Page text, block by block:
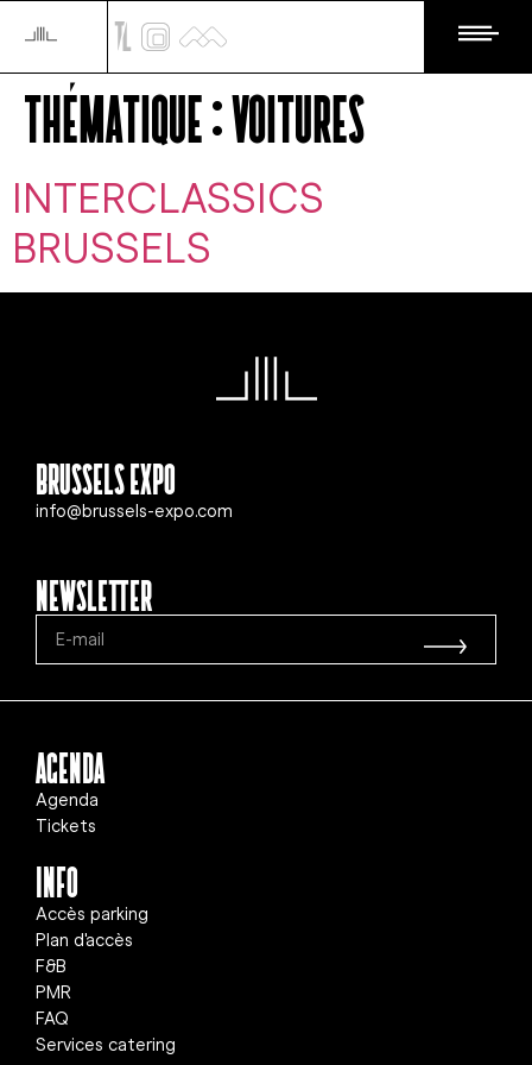
Thématique :Voitures
INTERCLASSICS
BRUSSELS
Brussels Expo
info@brussels-expo.com
Newsletter
Agenda
Agenda
Tickets
info
Accès parking
Plan d'accès
F&B
PMR
FAQ
Services catering